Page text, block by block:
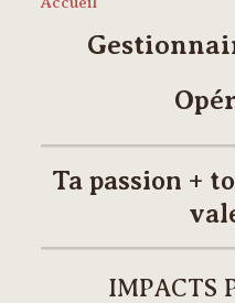
Ta passion +
IMPACTS